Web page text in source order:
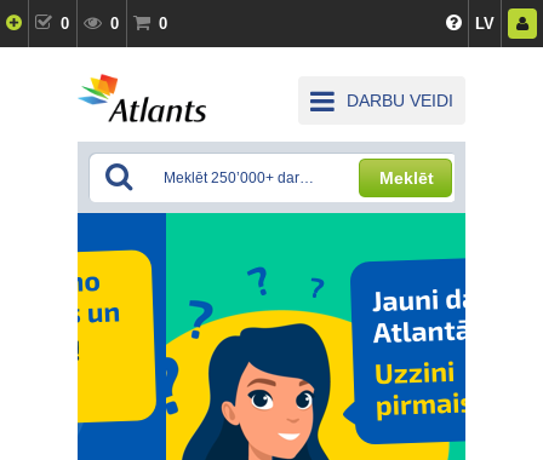
0 0 0 LV
DARBU VEIDI
Meklēt